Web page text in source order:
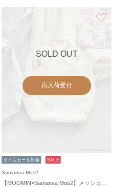
お気に入り
SOLD OUT
再入荷受付
タイムセール対象 SALE
Samansa Mos2